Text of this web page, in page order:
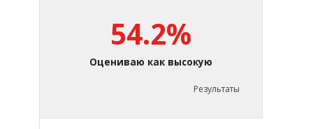
54.2%
Оцениваю как высокую
Результаты